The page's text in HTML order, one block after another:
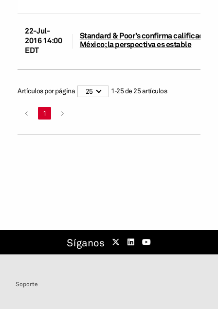
22-Jul-
2016 14:00
EDT
Standard & Poor’s confirma
México; la perspectiva es estable
Artículos por página 25 1-25de 25artículos
< 1 >
Síganos
Soporte